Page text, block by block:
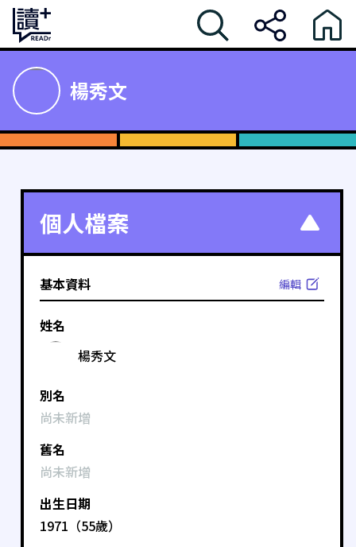
楊秀文
個人檔案
基本資料 編輯
姓名
楊秀文
別名
尚未新增
舊名
尚未新增
出生日期
1971（55歲）